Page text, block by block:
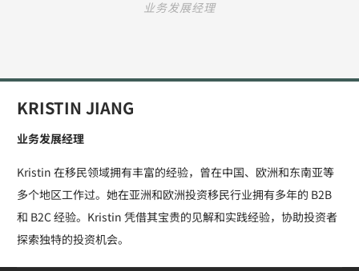
业务发展经理
KRISTIN JIANG
业务发展经理
Kristin 在移民领域拥有丰富的经验，曾在中国、欧洲和东南亚等
多个地区工作过。她在亚洲和欧洲投资移民行业拥有多年的 B2B
和 B2C 经验。Kristin 凭借其宝贵的见解和实践经验，协助投资者
探索独特的投资机会。